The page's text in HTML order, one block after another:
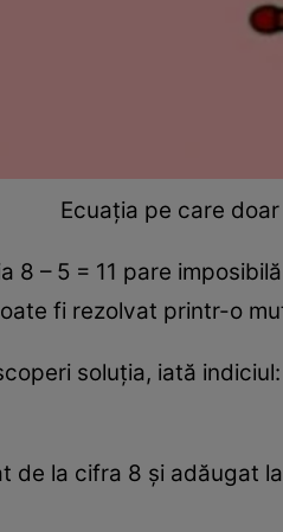
Ecuația pe care
8 – 5 = 11 pare
fi rezolvat printr-o
soluția, iată
de la cifra 8 și adăugat